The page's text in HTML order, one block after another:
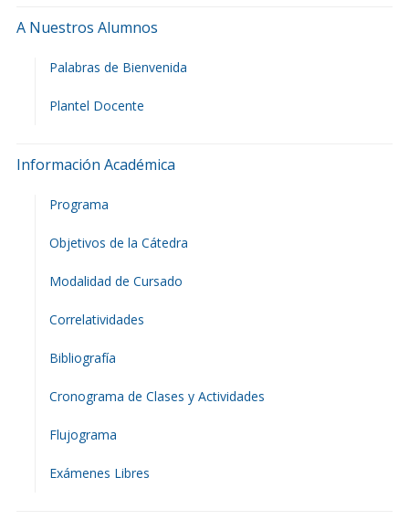
A Nuestros Alumnos
Palabras de Bienvenida
Plantel Docente
Información Académica
Programa
Objetivos de la Cátedra
Modalidad de Cursado
Correlatividades
Bibliografía
Cronograma de Clases y Actividades
Flujograma
Exámenes Libres